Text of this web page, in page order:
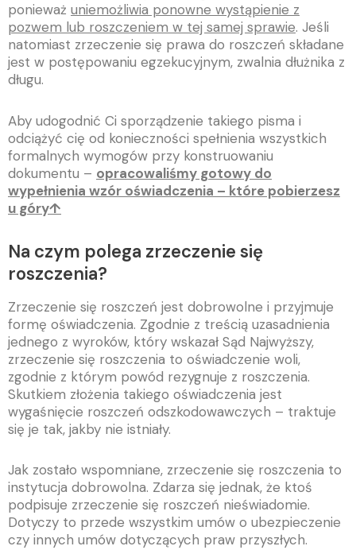
ponieważ uniemożliwia ponowne wystąpienie z
pozwem lub roszczeniem w tej samej sprawie. Jeśli
natomiast zrzeczenie się prawa do roszczeń składane
jest w postępowaniu egzekucyjnym, zwalnia dłużnika z
długu.
Aby udogodnić Ci sporządzenie takiego pisma i
odciążyć cię od konieczności spełnienia wszystkich
formalnych wymogów przy konstruowaniu
dokumentu – opracowaliśmy gotowy do
wypełnienia wzór oświadczenia – które pobierzesz
u góry↑
Na czym polega zrzeczenie się
roszczenia?
Zrzeczenie się roszczeń jest dobrowolne i przyjmuje
formę oświadczenia. Zgodnie z treścią uzasadnienia
jednego z wyroków, który wskazał Sąd Najwyższy,
zrzeczenie się roszczenia to oświadczenie woli,
zgodnie z którym powód rezygnuje z roszczenia.
Skutkiem złożenia takiego oświadczenia jest
wygaśnięcie roszczeń odszkodowawczych – traktuje
się je tak, jakby nie istniały.
Jak zostało wspomniane, zrzeczenie się roszczenia to
instytucja dobrowolna. Zdarza się jednak, że ktoś
podpisuje zrzeczenie się roszczeń nieświadomie.
Dotyczy to przede wszystkim umów o ubezpieczenie
czy innych umów dotyczących praw przyszłych.